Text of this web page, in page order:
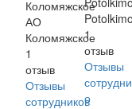
АО
Коломяжское
1
отзыв
Отзывы
сотрудников
1
отзыв
Отзывы
о